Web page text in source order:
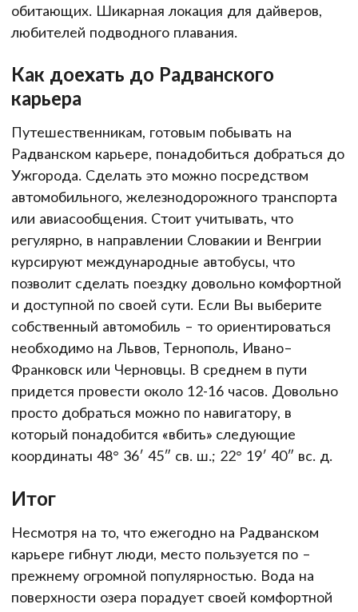
обитающих. Шикарная локация для дайверов,
любителей подводного плавания.
Как доехать до Радванского
карьера
Путешественникам, готовым побывать на
Радванском карьере, понадобиться добраться до
Ужгорода. Сделать это можно посредством
автомобильного, железнодорожного транспорта
или авиасообщения. Стоит учитывать, что
регулярно, в направлении Словакии и Венгрии
курсируют международные автобусы, что
позволит сделать поездку довольно комфортной
и доступной по своей сути. Если Вы выберите
собственный автомобиль – то ориентироваться
необходимо на Львов, Тернополь, Ивано–
Франковск или Черновцы. В среднем в пути
придется провести около 12-16 часов. Довольно
просто добраться можно по навигатору, в
который понадобится «вбить» следующие
координаты 48° 36′ 45″ св. ш.; 22° 19′ 40″ вс. д.
Итог
Несмотря на то, что ежегодно на Радванском
карьере гибнут люди, место пользуется по –
прежнему огромной популярностью. Вода на
поверхности озера порадует своей комфортной